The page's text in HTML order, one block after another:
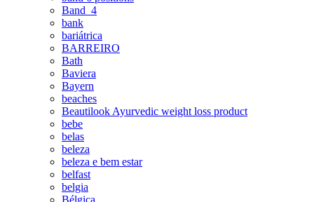
Band_4
bank
bariátrica
BARREIRO
Bath
Baviera
Bayern
beaches
Beautilook Ayurvedic weight loss product
bebe
belas
beleza
beleza e bem estar
belfast
belgia
Bélgica